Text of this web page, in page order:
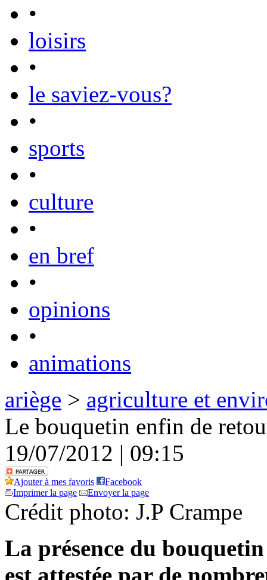
•
loisirs
•
le saviez-vous?
•
sports
•
culture
•
en bref
•
opinions
•
animations
ariège > agriculture et
Le bouquetin enfin de
19/07/2012 | 09:15
Ajouter à mes favoris
Facebook
Imprimer la page
Envoyer la page
Crédit photo: J.P Crampe
La présence du bouquetin